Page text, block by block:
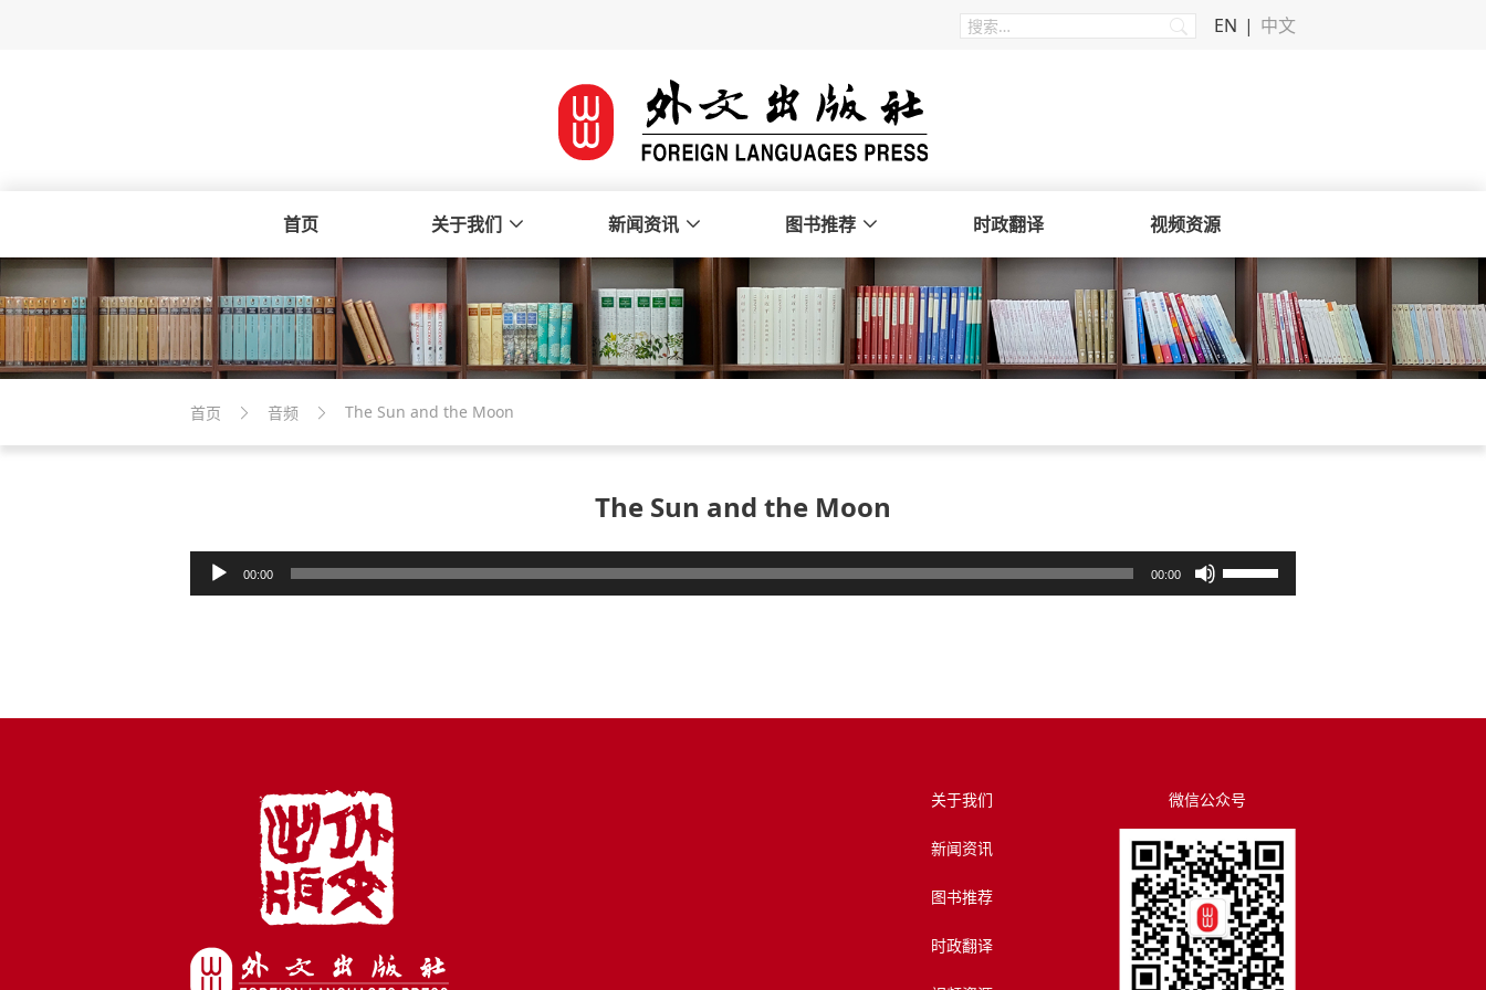
EN 中文
首页 关于我们 新闻资讯 图书推荐 时政翻译 视频资源
首页 音频 The Sun and the Moon
The Sun and the Moon
频
00:00 00:00
用
来
高
或
降
低
音
关于我们
新闻资讯
图书推荐
时政翻译
微信公众号